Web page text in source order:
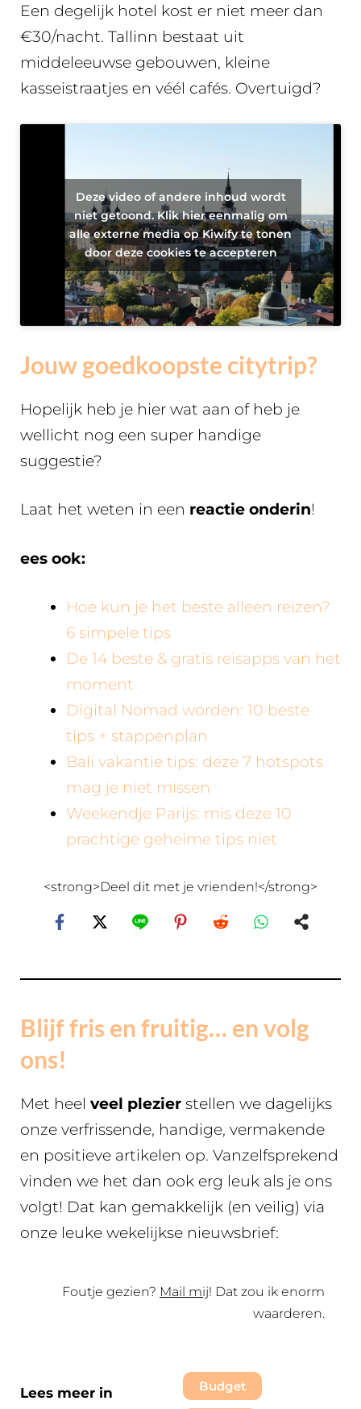
Een degelijk hotel kost er niet meer dan
€30/nacht. Tallinn bestaat uit
middeleeuwse gebouwen, kleine
kasseistraatjes en véél cafés. Overtuigd?
Deze video of andere inhoud wordt
niet getoond. Klik hier eenmalig om
alle externe media op Kiwify te tonen
door deze cookies te accepteren
Jouw goedkoopste citytrip?
Hopelijk heb je hier wat aan of heb je
wellicht nog een super handige
suggestie?
Laat het weten in een reactie onderin!
ees ook:
Hoe kun je het beste alleen reizen?
6 simpele tips
De 14 beste & gratis reisapps van het
moment
Digital Nomad worden: 10 beste
tips + stappenplan
Bali vakantie tips: deze 7 hotspots
mag je niet missen
Weekendje Parijs: mis deze 10
prachtige geheime tips niet
<strong>Deel dit met je vrienden!</strong>
Blijf fris en fruitig… en volg
ons!
Met heel veel plezier stellen we dagelijks
onze verfrissende, handige, vermakende
en positieve artikelen op. Vanzelfsprekend
vinden we het dan ook erg leuk als je ons
volgt! Dat kan gemakkelijk (en veilig) via
onze leuke wekelijkse nieuwsbrief:
Foutje gezien? Mail mij! Dat zou ik enorm
waarderen.
Lees meer in
Budget